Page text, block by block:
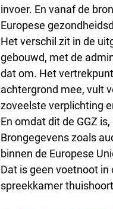
invoer. En vanaf de
Europese
Het verschil zit in de
gebouwd, met de
dat om. Het
achtergrond mee, vult
zoveelste verplichting
En omdat dit de GGZ
Brongegevens zoals
binnen de Europese
Dat is geen voetnoot
spreekkamer